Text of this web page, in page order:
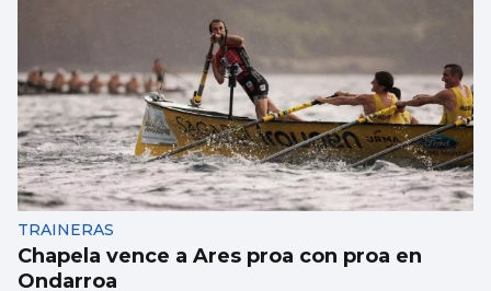
TRAINERAS
Chapela vence a Ares proa con proa en
Ondarroa